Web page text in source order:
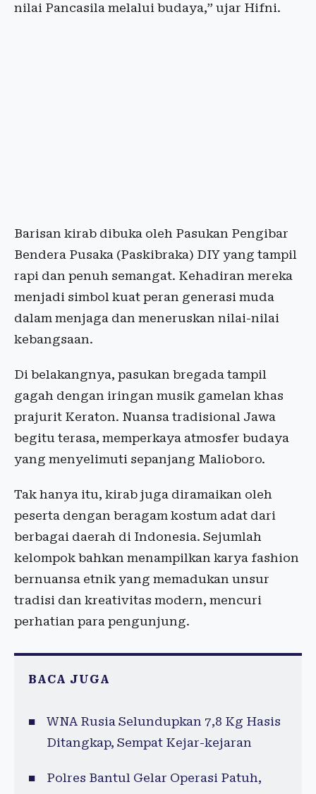
nilai Pancasila melalui budaya,” ujar Hifni.
Barisan kirab dibuka oleh Pasukan Pengibar
Bendera Pusaka (Paskibraka) DIY yang tampil
rapi dan penuh semangat. Kehadiran mereka
menjadi simbol kuat peran generasi muda
dalam menjaga dan meneruskan nilai-nilai
kebangsaan.
Di belakangnya, pasukan bregada tampil
gagah dengan iringan musik gamelan khas
prajurit Keraton. Nuansa tradisional Jawa
begitu terasa, memperkaya atmosfer budaya
yang menyelimuti sepanjang Malioboro.
Tak hanya itu, kirab juga diramaikan oleh
peserta dengan beragam kostum adat dari
berbagai daerah di Indonesia. Sejumlah
kelompok bahkan menampilkan karya fashion
bernuansa etnik yang memadukan unsur
tradisi dan kreativitas modern, mencuri
perhatian para pengunjung.
BACA JUGA
WNA Rusia Selundupkan 7,8 Kg Hasis
Ditangkap, Sempat Kejar-kejaran
Polres Bantul Gelar Operasi Patuh,